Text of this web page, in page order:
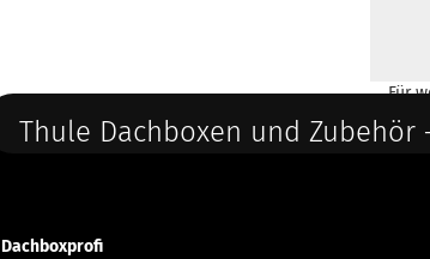
Für
Thule Dachboxen und
Dachboxprofi